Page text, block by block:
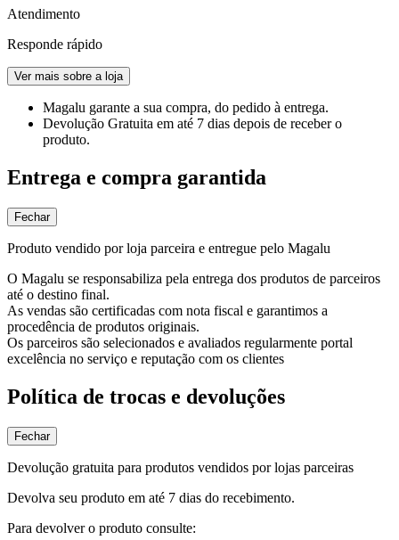
Atendimento
Responde rápido
Ver mais sobre a loja
Magalu garante a sua compra, do pedido à entrega.
Devolução Gratuita em até 7 dias depois de receber o
produto.
Entrega e compra garantida
Fechar
Produto vendido por loja parceira e entregue pelo Magalu
O Magalu se responsabiliza pela entrega dos produtos de parceiros
até o destino final.
As vendas são certificadas com nota fiscal e garantimos a
procedência de produtos originais.
Os parceiros são selecionados e avaliados regularmente portal
excelência no serviço e reputação com os clientes
Política de trocas e devoluções
Fechar
Devolução gratuita para produtos vendidos por lojas parceiras
Devolva seu produto em até 7 dias do recebimento.
Para devolver o produto consulte: